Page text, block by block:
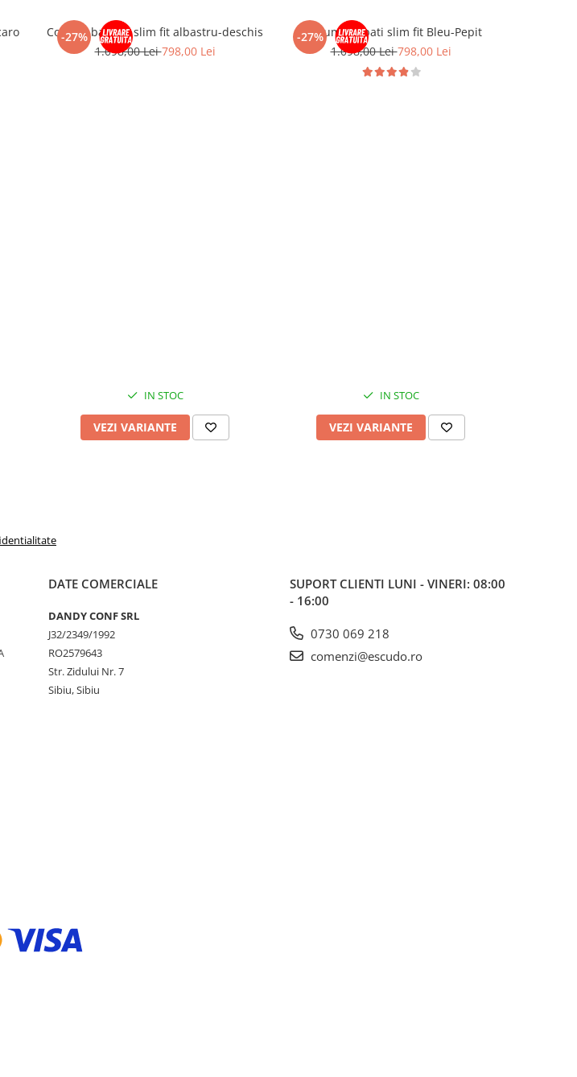
-27%
Costum barbati slim fit albastru-deschis
1.098,00 Lei798,00 Lei
IN STOC
VEZI VARIANTE
-27%
Costum barbati slim fit Bleu-Pepit
1.098,00 Lei798,00 Lei
IN STOC
VEZI VARIANTE
DATE COMERCIALE
DANDY CONF SRL
J32/2349/1992
RO2579643
Str. Zidului Nr. 7
Sibiu, Sibiu
SUPORT CLIENTI LUNI - VINERI: 08:00
- 16:00
0730 069 218
comenzi@escudo.ro